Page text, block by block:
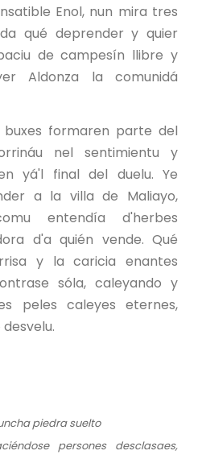
Enol, nun mira tres
qué deprender y quier
de campesín llibre y
Aldonza la comunidá
buxes formaren parte del
nel sentimientu y
yá'l final del duelu. Ye
a la villa de Maliayo,
entendía d'herbes
d'a quién vende. Qué
y la caricia enantes
sóla, caleyando y
peles caleyes eternes,
piedra suelto
persones desclasaes,